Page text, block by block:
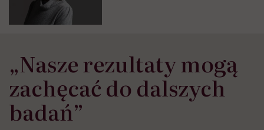
„Nasze rezultaty mogą
zachęcać do dalszych
badań”